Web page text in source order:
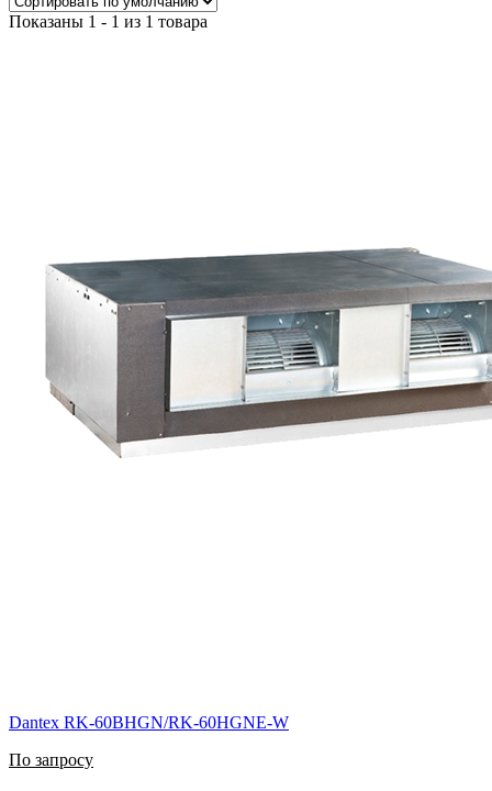
Показаны 1 - 1 из 1 товара
Dantex RK-60BHGN/RK-60HGNE-W
По запросу